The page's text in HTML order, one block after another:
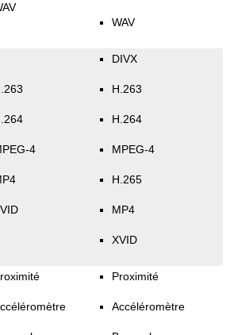
WAV
4
DIVX
H.263
H.264
MPEG-4
H.265
MP4
XVID
Proximité
Accéléromètre